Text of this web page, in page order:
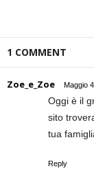
1 COMMENT
Zoe_e_Zoe Maggio
Oggi è il
sito
tua
Reply